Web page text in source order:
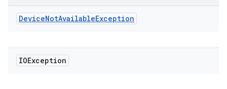
DeviceNotAvailableException
IOException